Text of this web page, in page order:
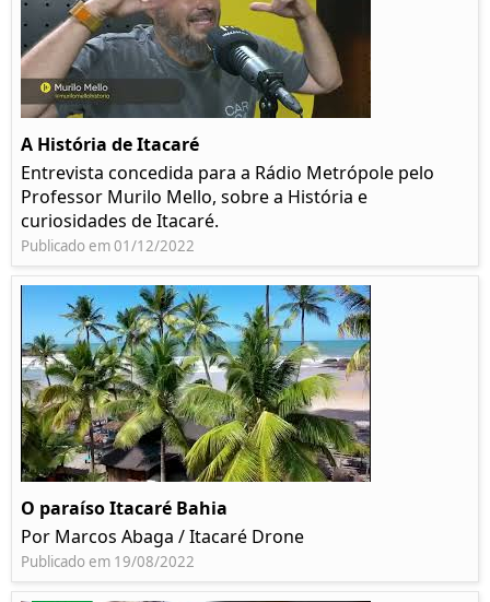
A História de Itacaré
Entrevista concedida para a Rádio Metrópole pelo
Professor Murilo Mello, sobre a História e
curiosidades de Itacaré.
Publicado em 01/12/2022
O paraíso Itacaré Bahia
Por Marcos Abaga / Itacaré Drone
Publicado em 19/08/2022